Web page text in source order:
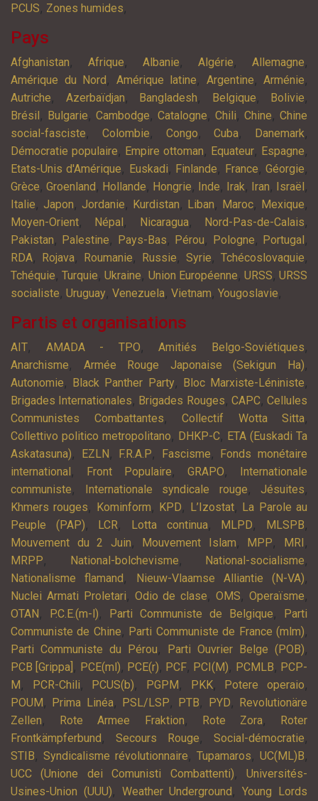
PCUS, Zones humides,
Pays
Afghanistan, Afrique, Albanie, Algérie, Allemagne,
Amérique du Nord , Amérique latine, Argentine, Arménie,
Autriche, Azerbaïdjan, Bangladesh, Belgique, Bolivie,
Brésil , Bulgarie, Cambodge, Catalogne, Chili, Chine, Chine
social-fasciste, Colombie, Congo,Cuba, Danemark,
Démocratie populaire, Empire ottoman, Equateur, Espagne,
Etats-Unis d'Amérique, Euskadi, Finlande, France,Géorgie,
Grèce, Groenland , Hollande, Hongrie, Inde, Irak, Iran, Israël ,
Italie, Japon, Jordanie, Kurdistan, Liban, Maroc, Mexique,
Moyen-Orient, Népal , Nicaragua, Nord-Pas-de-Calais,
Pakistan, Palestine, Pays-Bas, Pérou, Pologne, Portugal ,
RDA, Rojava, Roumanie, Russie, Syrie, Tchécoslovaquie,
Tchéquie,Turquie,Ukraine, Union Européenne, URSS,URSS
socialiste, Uruguay, Venezuela, Vietnam, Yougoslavie,
Partis et organisations
AIT, AMADA - TPO,Amitiés Belgo-Soviétiques,
Anarchisme, Armée Rouge Japonaise (Sekigun Ha),
Autonomie, Black Panther Party, Bloc Marxiste-Léniniste,
Brigades Internationales, Brigades Rouges, CAPC,Cellules
Communistes Combattantes, Collectif Wotta Sitta,
Collettivo politico metropolitano, DHKP-C, ETA (Euskadi Ta
Askatasuna), EZLN , F.R.A.P, Fascisme,
Fonds monétaire
international , Front Populaire, GRAPO,
Internationale
communiste, Internationale syndicale rouge, Jésuites,
Khmers rouges, Kominform, KPD, L’Izostat, La Parole au
Peuple (PAP), LCR, Lotta continua, MLPD, MLSPB,
Mouvement du 2 Juin, Mouvement Islam, MPP, MRI ,
MRPP, National-bolchevisme, National-socialisme,
Nationalisme flamand , Nieuw-Vlaamse Alliantie (N-VA),
Nuclei Armati Proletari, Odio de clase,OMS,Operaïsme,
OTAN , P.C.E.(m-l), Parti Communiste de Belgique,
Parti
Communiste de Chine, Parti Communiste de France (mlm),
Parti Communiste du Pérou, Parti Ouvrier Belge (POB),
PCB [Grippa] , PCE(ml), PCE(r), PCF, PCI(M), PCMLB, PCP-
M , PCR-Chili, PCUS(b), PGPM , PKK, Potere operaio,
POUM , Prima Linéa, PSL/LSP, PTB, PYD,
Revolutionäre
Zellen, Rote Armee Fraktion, Rote Zora,
Roter
Frontkämpferbund , Secours Rouge, Social-démocratie,
STIB, Syndicalisme révolutionnaire, Tupamaros, UC(ML)B,
UCC (Unione dei Comunisti Combattenti),Universités-
Usines-Union (UUU), Weather Underground ,Young Lords